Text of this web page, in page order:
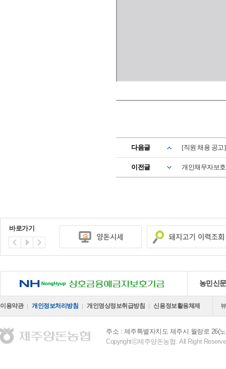
다음글 [직원 채용 공
이전글 개인채무자보
바로가기
NH 상호금융예금자보호기금 농민신
이용약관 개인정보처리방침 개인영상정보취급방침 신용정보활용체제
주소 : 제주특별자치도 제주시 월랑로 26(
Copyrightⓒ제주양돈농협. All Right